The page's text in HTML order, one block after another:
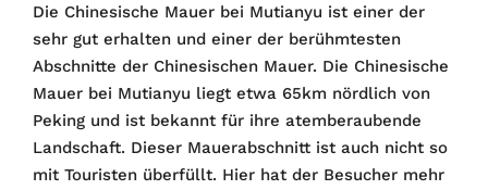
Die Chinesische Mauer bei Mutianyu ist einer der
sehr gut erhalten und einer der berühmtesten
Abschnitte der Chinesischen Mauer. Die Chinesische
Mauer bei Mutianyu liegt etwa 65km nördlich von
Peking und ist bekannt für ihre atemberaubende
Landschaft. Dieser Mauerabschnitt ist auch nicht so
mit Touristen überfüllt. Hier hat der Besucher mehr